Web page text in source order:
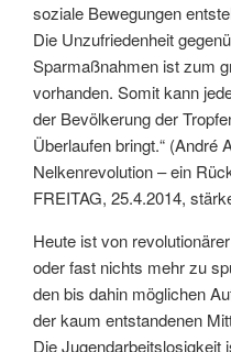
soziale Bewegungen
Die Unzufriedenheit
Sparmaßnahmen ist zum
vorhanden. Somit kann
der Bevölkerung der
Überlaufen bringt.“ (André
Nelkenrevolution – ein
FREITAG, 25.4.2014,
Heute ist von
oder fast nichts mehr zu
den bis dahin möglichen
der kaum entstandenen
Die Jugendarbeitslosigkeit